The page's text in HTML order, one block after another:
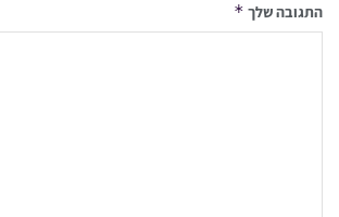
התגובה שלך *